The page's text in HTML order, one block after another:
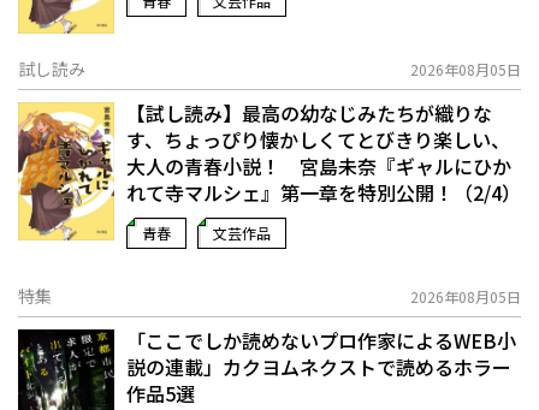
試し読み 2026年08月05日
【試し読み】最高の幼なじみたちが織りな
す、ちょっぴり懐かしくてとびきり楽しい、
大人の青春小説！ 宮島未奈『ギャルにひか
れて寺マルシェ』第一章を特別公開！（2/4）
青春 文芸作品
特集 2026年08月05日
「ここでしか読めないプロ作家によるWEB小
説の連載」――カクヨムネクストで読めるホラー
作品5選